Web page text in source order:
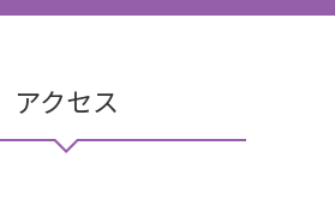
アクセス